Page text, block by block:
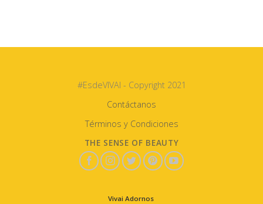
#EsdeVIVAI - Copyright 2021
Contáctanos
Términos y Condiciones
THE SENSE OF BEAUTY
Vivai Adornos